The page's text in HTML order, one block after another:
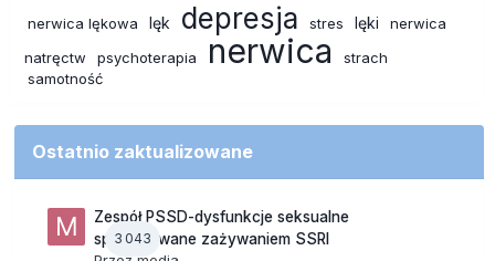
nerwica lękowa lęk depresja stres lęki
nerwica
natręctw
psychoterapia nerwica
strach
samotność
Ostatnio zaktualizowane
3 043
Zespół PSSD-dysfunkcje seksualne
spowodowane zażywaniem SSRI